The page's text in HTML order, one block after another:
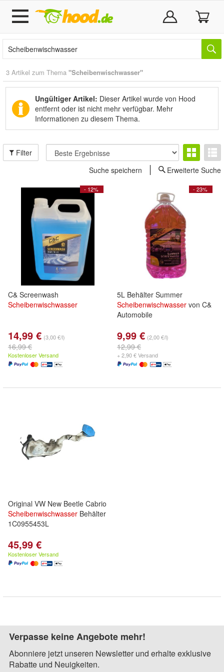
3 Artikel zum Thema "Scheibenwischwasser"
Ungültiger Artikel: Dieser Artikel wurde von Hood
entfernt oder ist nicht mehr verfügbar. Mehr
Informationen zu diesem Thema.
Filter
Suche speichern
Erweiterte Suche
- 12%
C& Screenwash
Scheibenwischwasser
14,99 € (3,00 €/l)
16,99 €
Kostenloser Versand
- 23%
5L Behälter Summer
Scheibenwischwasser von C&
Automobile
9,99 € (2,00 €/l)
12,99 €
+ 2,90 € Versand
Original VW New Beetle Cabrio
Scheibenwischwasser Behälter
1C0955453L
45,99 €
Kostenloser Versand
Verpasse keine Angebote mehr!
Abonniere jetzt unseren Newsletter und erhalte exklusive
Rabatte und Neuigkeiten.